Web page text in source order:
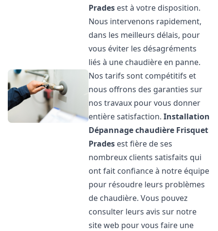
Prades est à votre disposition.
Nous intervenons rapidement,
dans les meilleurs délais, pour
vous éviter les désagréments
liés à une chaudière en panne.
Nos tarifs sont compétitifs et
nous offrons des garanties sur
nos travaux pour vous donner
entière satisfaction.Installation
Dépannage chaudière Frisquet
Prades est fière de ses
nombreux clients satisfaits qui
ont fait confiance à notre équipe
pour résoudre leurs problèmes
de chaudière. Vous pouvez
consulter leurs avis sur notre
site web pour vous faire une